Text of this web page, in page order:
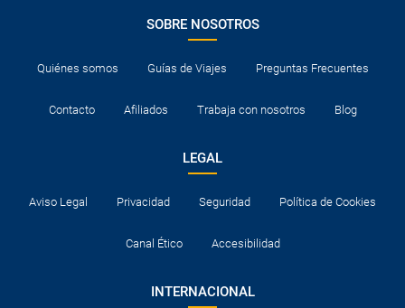
SOBRE NOSOTROS
Quiénes somos Guías de Viajes Preguntas Frecuentes
Contacto Afiliados Trabaja con nosotros Blog
LEGAL
Aviso Legal Privacidad Seguridad Política de Cookies
Canal Ético Accesibilidad
INTERNACIONAL